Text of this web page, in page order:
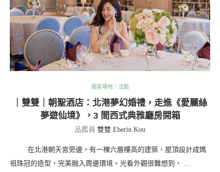
婚宴場地｜活動
｜雙雙｜朝聖酒店：北港夢幻婚禮，走進《愛麗絲
夢遊仙境》，3 間西式典雅廳房開箱
品鑑員 雙雙 Eberin.Kou
在北港朝天宮旁邊，有一棟六層樓高的建築，屋頂設計成媽
祖珠冠的造型，完美融入周邊環境。光看外觀很難想到， …